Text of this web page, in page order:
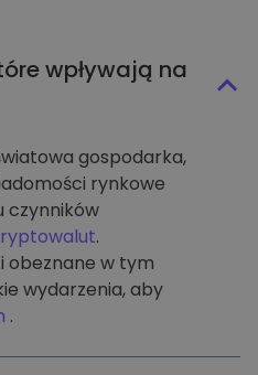
wpływają na
gospodarka,
rynkowe
czynników
.
obeznane w tym
wydarzenia, aby
.